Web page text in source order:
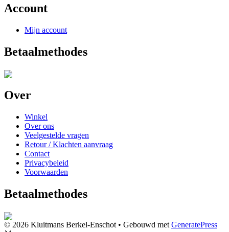
Account
Mijn account
Betaalmethodes
Over
Winkel
Over ons
Veelgestelde vragen
Retour / Klachten aanvraag
Contact
Privacybeleid
Voorwaarden
Betaalmethodes
© 2026 Kluitmans Berkel-Enschot • Gebouwd met GeneratePress